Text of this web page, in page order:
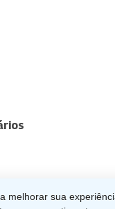
melhorar sua